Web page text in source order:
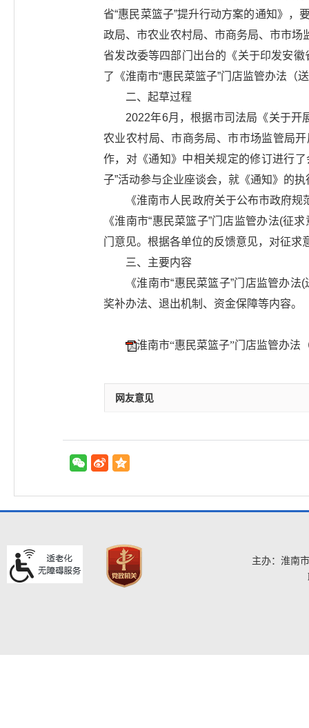
省“惠民菜篮子”提升行动方案的通知》，
政局、市农业农村局、市商务局、市市
省发改委等四部门出台的《关于印发安
了《淮南市“惠民菜篮子”门店监管办法（
二、起草过程
2022年6月，根据市司法局《关于开
农业农村局、市商务局、市市场监管局
作，对《通知》中相关规定的修订进行
子”活动参与企业座谈会，就《通知》的
《淮南市人民政府关于公布市政府
《淮南市“惠民菜篮子”门店监管办法(征
门意见。根据各单位的反馈意见，对征求
三、主要内容
《淮南市“惠民菜篮子”门店监管办
奖补办法、退出机制、资金保障等内容。
淮南市“惠民菜篮子”门店监管办法
网友意见
主办：淮南